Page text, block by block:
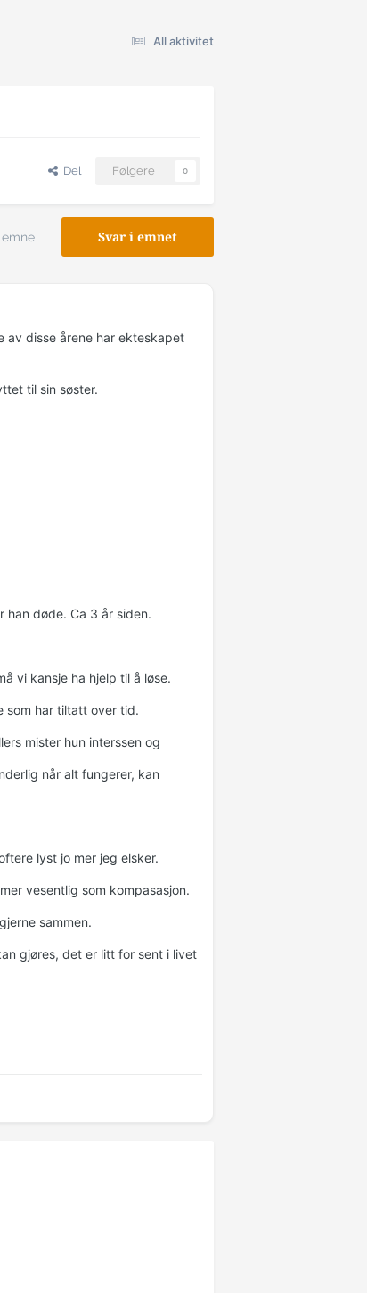
All aktivitet
Del Følgere 0
Svar i emnet
av disse årene har ekteskapet
til sin søster.
han døde. Ca 3 år siden.
vi kansje ha hjelp til å løse.
som har tiltatt over tid.
mister hun interssen og
når alt fungerer, kan
lyst jo mer jeg elsker.
vesentlig som kompasasjon.
sammen.
gjøres, det er litt for sent i livet